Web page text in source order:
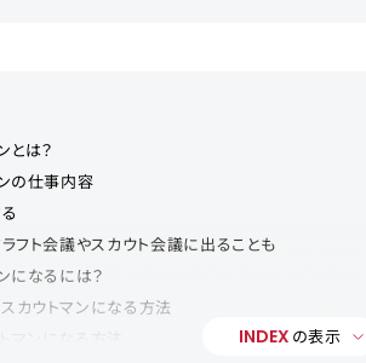
とは？
の仕事内容
フト会議やスカウト会議に出ることも
になるには？
カウトマンになる方法
INDEX の表示